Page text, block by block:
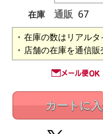
在庫
通販 67
在庫の数はリアルタ
店舗の在庫を通信販
カートに